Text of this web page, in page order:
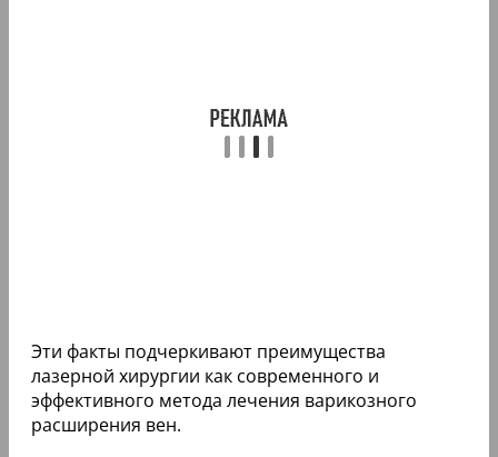
Эти факты подчеркивают преимущества
лазерной хирургии как современного и
эффективного метода лечения варикозного
расширения вен.